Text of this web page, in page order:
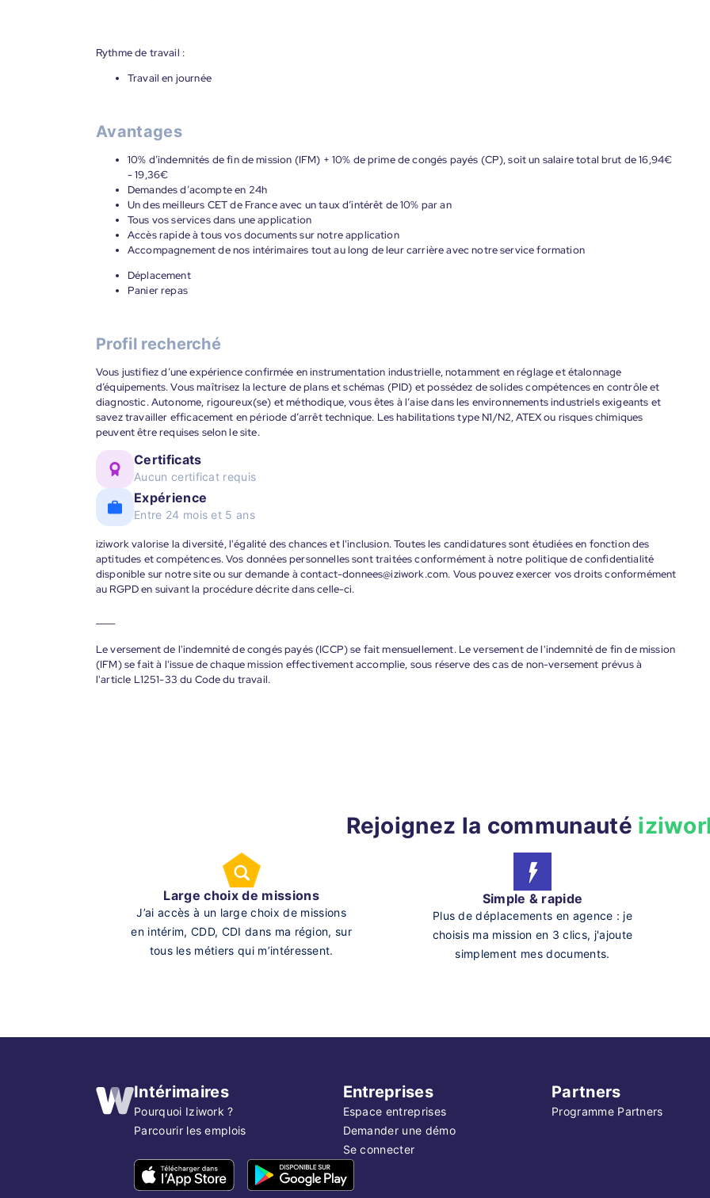
Rythme de travail :
Travail en journée
Avantages
10% d’indemnités de fin de mission (IFM) + 10% de prime de congés payés (CP), soit un salaire total brut de 16,94€
- 19,36€
Demandes d’acompte en 24h
Un des meilleurs CET de France avec un taux d’intérêt de 10% par an
Tous vos services dans une application
Accès rapide à tous vos documents sur notre application
Accompagnement de nos intérimaires tout au long de leur carrière avec notre service formation
Déplacement
Panier repas
Profil recherché
Vous justifiez d’une expérience confirmée en instrumentation industrielle, notamment en réglage et étalonnage
d’équipements. Vous maîtrisez la lecture de plans et schémas (PID) et possédez de solides compétences en contrôle et
diagnostic. Autonome, rigoureux(se) et méthodique, vous êtes à l’aise dans les environnements industriels exigeants et
savez travailler efficacement en période d’arrêt technique. Les habilitations type N1/N2, ATEX ou risques chimiques
peuvent être requises selon le site.
Certificats
Aucun certificat requis
Expérience
Entre 24 mois et 5 ans
iziwork valorise la diversité, l'égalité des chances et l'inclusion. Toutes les candidatures sont étudiées en fonction des
aptitudes et compétences. Vos données personnelles sont traitées conformément à notre politique de confidentialité
disponible sur notre site ou sur demande à contact-donnees@iziwork.com. Vous pouvez exercer vos droits conformément
au RGPD en suivant la procédure décrite dans celle-ci.
Le versement de l'indemnité de congés payés (ICCP) se fait mensuellement. Le versement de l'indemnité de fin de mission
(IFM) se fait à l'issue de chaque mission effectivement accomplie, sous réserve des cas de non-versement prévus à
l'article L1251-33 du Code du travail.
Rejoignez la communauté
Large choix de missions
J’ai accès à un large choix de missions
en intérim, CDD, CDI dans ma région, sur
tous les métiers qui m’intéressent.
Simple & rapide
Plus de déplacements en agence : je
choisis ma mission en 3 clics, j'ajoute
simplement mes documents.
Intérimaires
Pourquoi Iziwork ?
Parcourir les emplois
Entreprises
Espace entreprises
Demander une démo
Se connecter
Partners
Programme Partners